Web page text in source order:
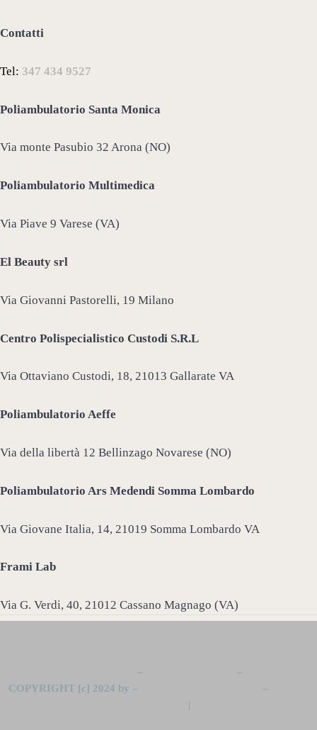
Contatti
Tel: 347 434 9527
Poliambulatorio Santa Monica
Via monte Pasubio 32 Arona (NO)
Poliambulatorio Multimedica
Via Piave 9 Varese (VA)
El Beauty srl
Via Giovanni Pastorelli, 19 Milano
Centro Polispecialistico Custodi S.R.L
Via Ottaviano Custodi, 18, 21013 Gallarate VA
Poliambulatorio Aeffe
Via della libertà 12 Bellinzago Novarese (NO)
Poliambulatorio Ars Medendi Somma Lombardo
Via Giovane Italia, 14, 21019 Somma Lombardo VA
Frami Lab
Via G. Verdi, 40, 21012 Cassano Magnago (VA)
– –
COPYRIGHT [c] 2024 by –
–
|